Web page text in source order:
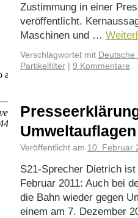
Zustimmung in einer
veröffentlicht.
Maschinen und …
Verschlagwortet mit Deutsche
Partikelfilter
9 Kommentare
Umweltauflagen
Veröffentlicht am 10. Februar
S21-Sprecher Dietrich
Februar 2011: Auch bei
die Bahn wieder gegen
einem am 7. Dezember